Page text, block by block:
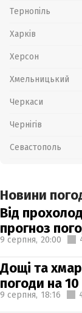
Тернопіль
Харків
Херсон
Хмельницький
Черкаси
Чернігів
Севастополь
Новини
Від
прогноз
9 серпня, 20:00
Дощі та
погоди на
9 серпня, 18:16